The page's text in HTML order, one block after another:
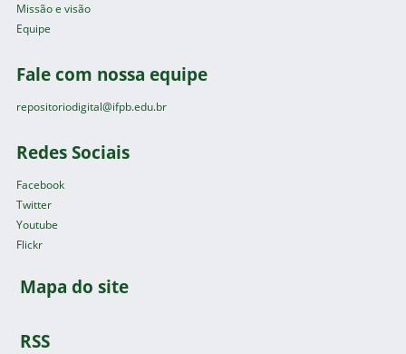
Missão e visão
Equipe
Fale com nossa equipe
repositoriodigital@ifpb.edu.br
Redes Sociais
Facebook
Twitter
Youtube
Flickr
Mapa do site
RSS